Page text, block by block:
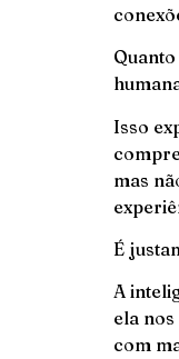
Isso
mas
É
A
ela
com